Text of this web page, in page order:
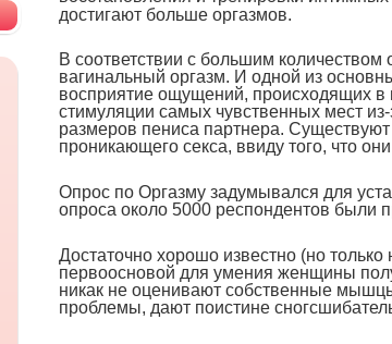
достигают больше оргазмов.
В соответствии с большим
вагинальный оргазм. И одной из
восприятие ощущений, происходящих в
стимуляции самых чувственных мест
размеров пениса партнера.
проникающего секса, ввиду того, что
Опрос по Оргазму задумывался для
опроса около 5000 респондентов
Достаточно хорошо известно (но
первоосновой для умения женщины
никак не оценивают собственные
проблемы, дают поистине